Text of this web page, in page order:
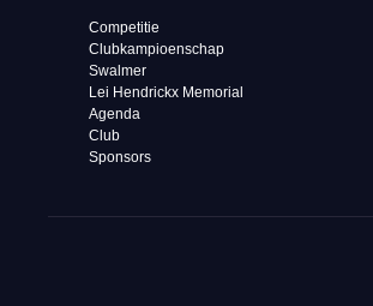
Competitie
Clubkampioenschap
Swalmer
Lei Hendrickx Memorial
Agenda
Club
Sponsors